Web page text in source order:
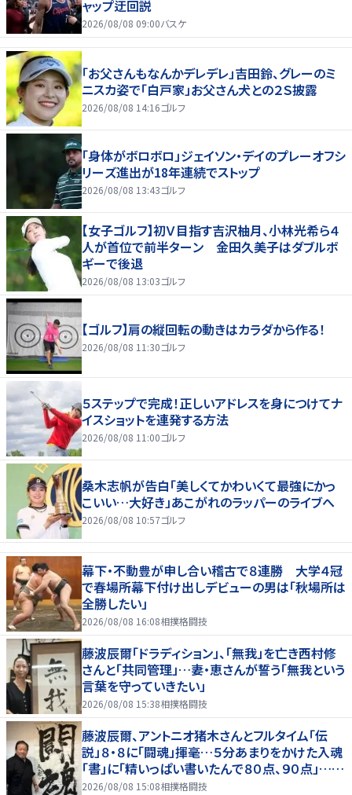
ャップ迂回説
2026/08/08 09:00バスケ
「お父さんもなんかデレデレ」吉田鈴、グレーのミ
ニスカ姿で「白戸家」お父さん犬との２Ｓ披露
2026/08/08 14:16ゴルフ
「身体がボロボロ」ジェイソン・デイのプレーオフシ
リーズ進出が18年連続でストップ
2026/08/08 13:43ゴルフ
【女子ゴルフ】初Ｖ目指す吉沢柚月、小林光希ら４
人が首位で前半ターン 金田久美子はダブルボ
ギーで後退
2026/08/08 13:03ゴルフ
【ゴルフ】肩の縦回転の動きはカラダから作る！
2026/08/08 11:30ゴルフ
５ステップで完成！正しいアドレスを身につけてナ
イスショットを連発する方法
2026/08/08 11:00ゴルフ
桑木志帆が告白「美しくてかわいくて最強にかっ
こいい…大好き」あこがれのラッパーのライブへ
2026/08/08 10:57ゴルフ
幕下・不動豊が申し合い稽古で８連勝 大学４冠
で春場所幕下付け出しデビューの男は「秋場所は
全勝したい」
2026/08/08 16:08相撲格闘技
藤波辰爾「ドラディション」、「無我」を亡き西村修
さんと「共同管理」…妻・恵さんが誓う「無我という
言葉を守っていきたい」
2026/08/08 15:38相撲格闘技
藤波辰爾、アントニオ猪木さんとフルタイム「伝
説」８・８に「闘魂」揮毫…５分あまりをかけた入魂
「書」に「精いっぱい書いたんで８０点、９０点」…
「人間・藤波辰爾展」開催
2026/08/08 15:08相撲格闘技